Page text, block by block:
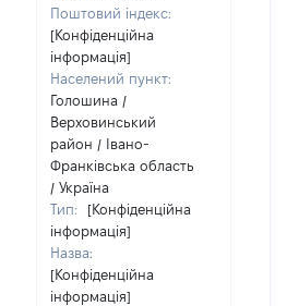
Поштовий індекс:
[Конфіденційна
інформація]
Населений пункт:
Голошина /
Верховинський
район / Івано-
Франківська область
/ Україна
Тип:
[Конфіденційна
інформація]
Назва:
[Конфіденційна
інформація]